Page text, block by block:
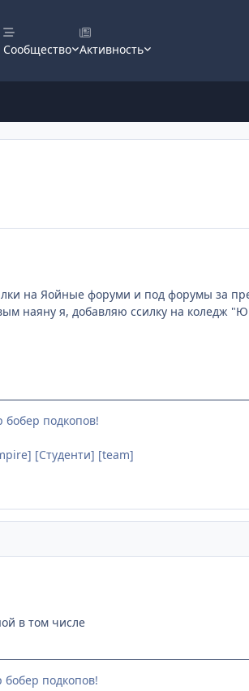
Сообщество Активность
на Яойные форуми и под форумы за
наяну я, добавляю ссилку на коледж
бобер подкопов!
[Студенти] [team]
в том числе
бобер подкопов!